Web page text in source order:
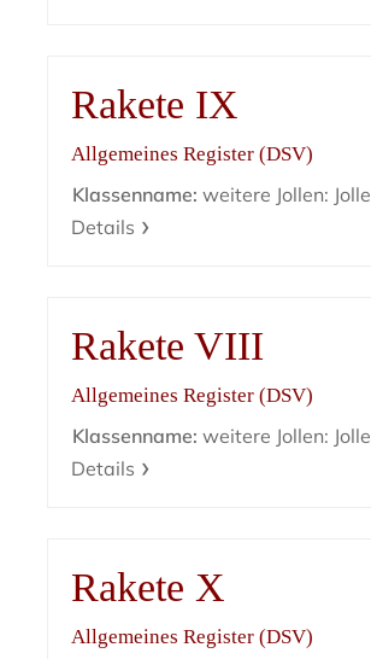
Rakete IX
Allgemeines Register (DSV)
Klassenname: weitere Jollen: Jolle
Details
Rakete VIII
Allgemeines Register (DSV)
Klassenname: weitere Jollen: Jolle
Details
Rakete X
Allgemeines Register (DSV)